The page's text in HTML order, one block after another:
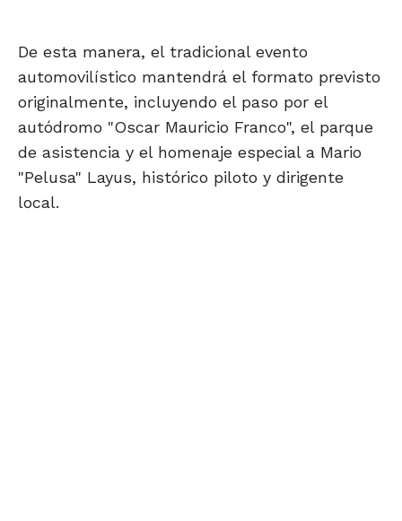
De esta manera, el tradicional evento
automovilístico mantendrá el formato previsto
originalmente, incluyendo el paso por el
autódromo "Oscar Mauricio Franco", el parque
de asistencia y el homenaje especial a Mario
"Pelusa" Layus, histórico piloto y dirigente
local.